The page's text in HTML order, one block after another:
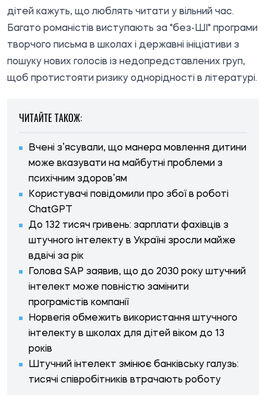
дітей кажуть, що люблять читати у вільний час.
Багато романістів виступають за "без-ШІ" програми
творчого письма в школах і державні ініціативи з
пошуку нових голосів із недопредставлених груп,
щоб протистояти ризику однорідності в літературі.
ЧИТАЙТЕ ТАКОЖ:
Вчені з’ясували, що манера мовлення дитини
може вказувати на майбутні проблеми з
психічним здоров’ям
Користувачі повідомили про збої в роботі
ChatGPT
До 132 тисяч гривень: зарплати фахівців з
штучного інтелекту в Україні зросли майже
вдвічі за рік
Голова SAP заявив, що до 2030 року штучний
інтелект може повністю замінити
програмістів компанії
Норвегія обмежить використання штучного
інтелекту в школах для дітей віком до 13
років
Штучний інтелект змінює банківську галузь:
тисячі співробітників втрачають роботу